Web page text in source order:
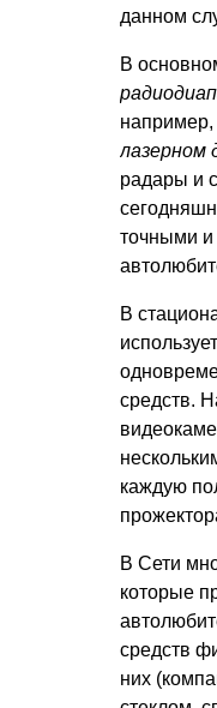
данном
В
лазерном
радары и
точными
В
средств.
каждую
В Сети
которые
средств
них